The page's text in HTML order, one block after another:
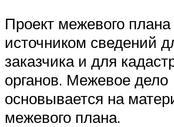
Проект межевого
источником сведений
заказчика и для
органов. Межевое дело
основывается на
межевого плана.